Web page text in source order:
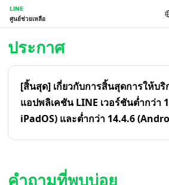
LINE
ศูนย์ช่วยเหลือ
ประกาศ
[สิ้นสุด] เกี่ยวกับการสิ้นสุดการให้บริ
แอปพลิเคชัน LINE เวอร์ชันต่ำกว่า
iPadOS) และต่ำกว่า 14.4.6
คำถามที่พบบ่อย